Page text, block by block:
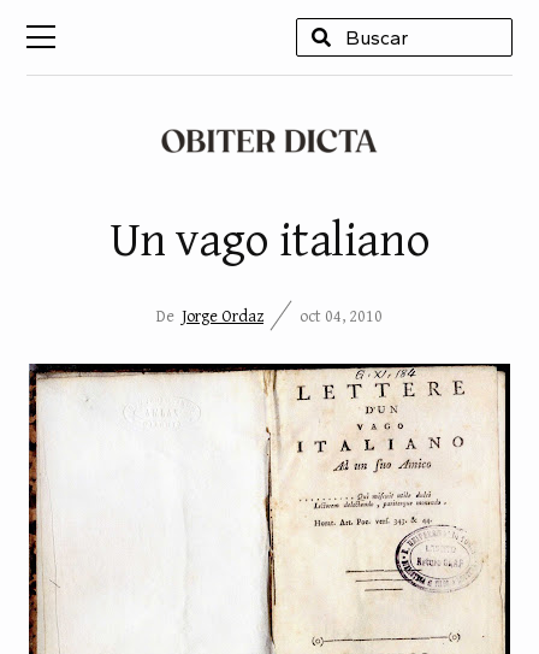
Un vago italiano
De Jorge Ordaz oct 04, 2010